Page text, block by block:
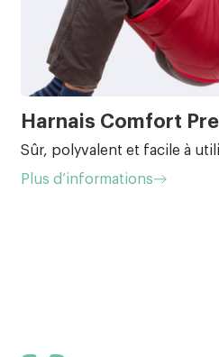
Harnais Comfort
Sûr, polyvalent et facile à
Plus d’informations